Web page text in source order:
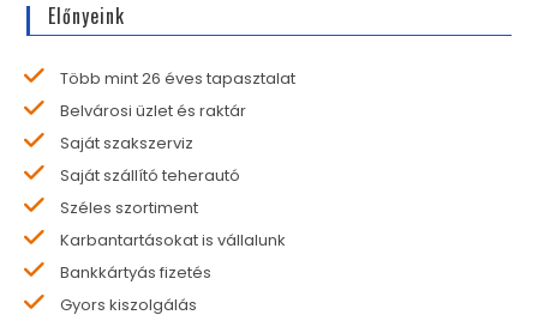
Előnyeink
Több mint 26 éves tapasztalat
Belvárosi üzlet és raktár
Saját szakszerviz
Saját szállító teherautó
Széles szortiment
Karbantartásokat is vállalunk
Bankkártyás fizetés
Gyors kiszolgálás